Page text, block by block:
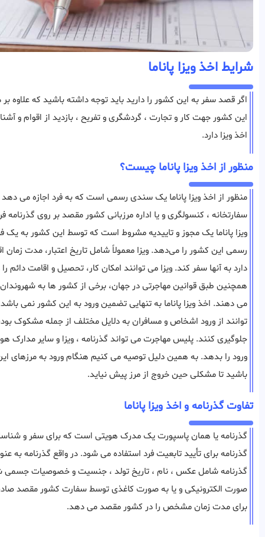
شرایط اخذ ویزا پاناما
اگر قصد سفر به این کشور را دارید باید توجه داشته باشید که علاوه بر
این کشور جهت کار و تجارت ، گردشگری و تفریح ، بازدید از اقوام و
اخذ ویزا دارد.
منظور از اخذ ویزا پاناما چیست؟
منظور از اخذ ویزا پاناما یک سندی رسمی است که به فرد اجازه می
سفارتخانه ، کنسولگری و یا اداره مرزبانی کشور مقصد بر روی
ویزا پاناما یک مجوز و تاییدیه مشروط است که توسط این کشور به یک
رسمی این کشور را می‌دهد. ویزا معمولاً شامل تاریخ اعتبار، مدت
دارد به آنها سفر کند. ویزا می توانند امکان کار، تحصیل و اقامت
همچنین طبق قوانین مهاجرتی در جهان، برخی از کشور ها به
می دهند. اخذ ویزا پاناما به تنهایی تضمین ورود به این کشور نمی
‌توانند از ورود اشخاص و مسافران به دلایل مختلف از جمله مشکوک
جلوگیری ‌کنند. پلیس مهاجرت می تواند گذرنامه ، ویزا و سایر مدارک
ورود را بدهد. به همین دلیل توصیه می کنیم هنگام ورود به مرزهای
باشید تا مشکلی حین خروج از مرز پیش نیاید.
تفاوت گذرنامه و اخذ ویزا پاناما
گذرنامه یا همان پاسپورت یک مدرک هویتی است که برای سفر و
گذرنامه برای تأیید تابعیت فرد استفاده می شود. در واقع گذرنامه
گذرنامه شامل عکس ، نام ، تاریخ تولد ، جنسیت و خصوصیات جسمی
صورت الکترونیکی و یا به صورت کاغذی توسط سفارت کشور مقصد صادر
برای مدت زمان مشخص را در کشور مقصد می دهد.